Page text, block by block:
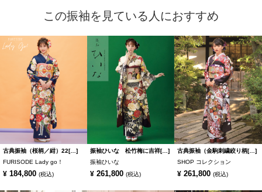
この振袖を見ている人におすすめ
古典振袖（桜柄／紺）22[…]
FURISODE Lady go！
¥ 184,800 (税込)
振袖ひいな 松竹梅に吉祥[…]
振袖ひいな
¥ 261,800 (税込)
古典振袖（金駒刺繍絞り柄[…]
SHOP コレクション
¥ 261,800 (税込)